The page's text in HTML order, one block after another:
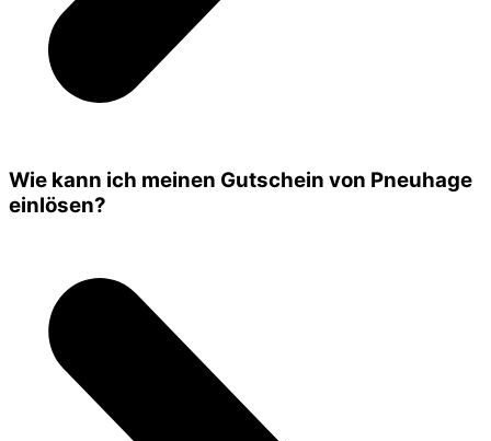
Wie kann ich meinen Gutschein von Pneuhage
einlösen?